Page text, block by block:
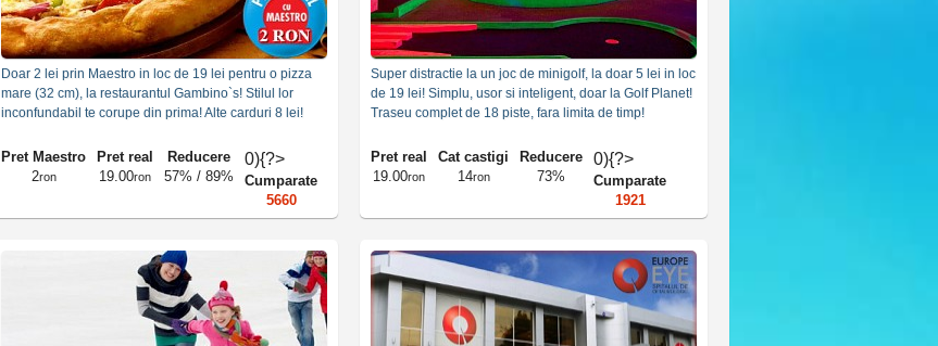
Doar 2 lei prin Maestro in loc de 19 lei pentru o pizza
mare (32 cm), la restaurantul Gambino`s! Stilul lor
inconfundabil te corupe din prima! Alte carduri 8 lei!
Pret Maestro
2ron
Pret real
19.00ron
0){?>
Reducere
57% / 89%
Cumparate
5660
Super distractie la un joc de minigolf, la doar 5 lei in loc
de 19 lei! Simplu, usor si inteligent, doar la Golf Planet!
Traseu complet de 18 piste, fara limita de timp!
Pret real
19.00ron
0){?>
Cat castigi
14ron
Reducere
73%
Cumparate
1921